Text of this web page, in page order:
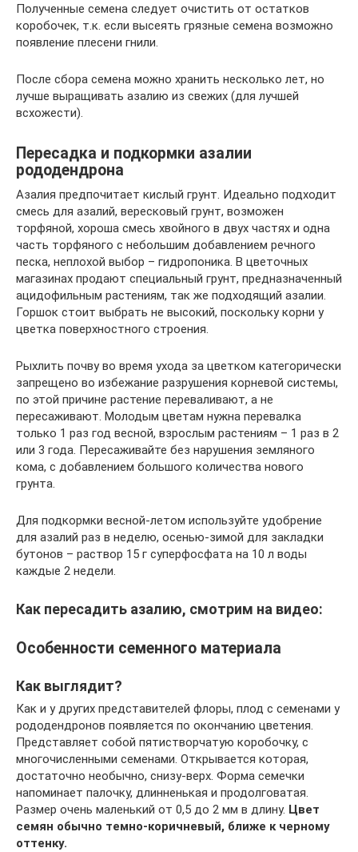
Полученные семена следует очистить от остатков
коробочек, т.к. если высеять грязные семена возможно
появление плесени гнили.
После сбора семена можно хранить несколько лет, но
лучше выращивать азалию из свежих (для лучшей
всхожести).
Пересадка и подкормки азалии
рододендрона
Азалия предпочитает кислый грунт. Идеально подходит
смесь для азалий, вересковый грунт, возможен
торфяной, хороша смесь хвойного в двух частях и одна
часть торфяного с небольшим добавлением речного
песка, неплохой выбор – гидропоника. В цветочных
магазинах продают специальный грунт, предназначенный
ацидофильным растениям, так же подходящий азалии.
Горшок стоит выбрать не высокий, поскольку корни у
цветка поверхностного строения.
Рыхлить почву во время ухода за цветком категорически
запрещено во избежание разрушения корневой системы,
по этой причине растение переваливают, а не
пересаживают. Молодым цветам нужна перевалка
только 1 раз год весной, взрослым растениям – 1 раз в 2
или 3 года. Пересаживайте без нарушения земляного
кома, с добавлением большого количества нового
грунта.
Для подкормки весной-летом используйте удобрение
для азалий раз в неделю, осенью-зимой для закладки
бутонов – раствор 15 г суперфосфата на 10 л воды
каждые 2 недели.
Как пересадить азалию, смотрим на видео:
Особенности семенного материала
Как выглядит?
Как и у других представителей флоры, плод с семенами у
рододендронов появляется по окончанию цветения.
Представляет собой пятистворчатую коробочку, с
многочисленными семенами. Открывается которая,
достаточно необычно, снизу-верх. Форма семечки
напоминает палочку, длинненькая и продолговатая.
Размер очень маленький от 0,5 до 2 мм в длину. Цвет
семян обычно темно-коричневый, ближе к черному
оттенку.